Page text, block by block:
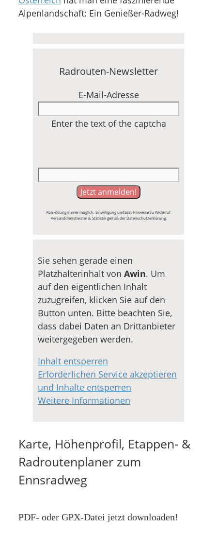
Alpenlandschaft: Ein Genießer-Radweg!
Radrouten-Newsletter
E-Mail-Adresse
Enter the text of the captcha
Abmeldung immer möglich. Einwilligung umfasst Hinweise zu Widerruf,
Versanddienstleister & Statistik gemäß der Datenschutzerklärung.
Sie sehen gerade einen
Platzhalterinhalt vonAwin. Um
auf den eigentlichen Inhalt
zuzugreifen, klicken Sie auf den
Button unten. Bitte beachten Sie,
dass dabei Daten an Drittanbieter
weitergegeben werden.
Inhalt entsperren
Erforderlichen Service akzeptieren
und Inhalte entsperren
Weitere Informationen
Karte, Höhenprofil, Etappen- &
Radroutenplaner zum
Ennsradweg
PDF- oder GPX-Datei jetzt downloaden!